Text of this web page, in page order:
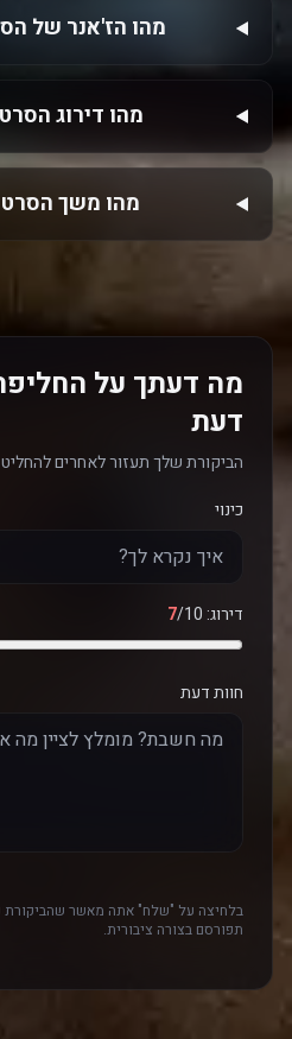
מהו הז'אנר של
מהו דירוג
מהו משך
מה דעתך על
דעת
הביקורת שלך תעזור לאחרים
כינוי
דירוג: 7/10
חוות דעת
בלחיצה על "שלח" אתה מאשר
תפורסם בצורה ציבורית.